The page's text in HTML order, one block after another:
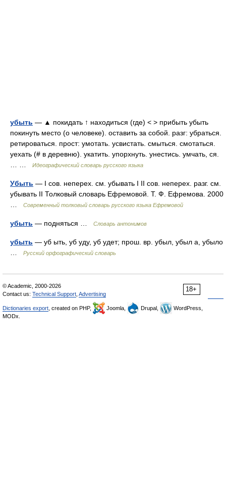
убыть — ▲ покидать ↑ находиться (где) < > прибыть убыть
покинуть место (о человеке). оставить за собой. разг: убраться.
ретироваться. прост: умотать. усвистать. смыться. смотаться.
уехать (# в деревню). укатить. упорхнуть. унестись. умчать, ся.
Идеографический словарь русского языка
Убыть — I сов. неперех. см. убывать I II сов. неперех. разг. см.
убывать II Толковый словарь Ефремовой. Т. Ф. Ефремова. 2000
Современный толковый словарь русского языка Ефремовой
убыть — подняться … Словарь антонимов
убыть — уб ыть, уб уду, уб удет; прош. вр. убыл, убыл а, убыло
Русский орфографический словарь
18+
© Academic, 2000-2026
Contact us: Technical Support Advertising
Dictionaries export , created on PHP, Joomla, Drupal,
WordPress,
MODx.